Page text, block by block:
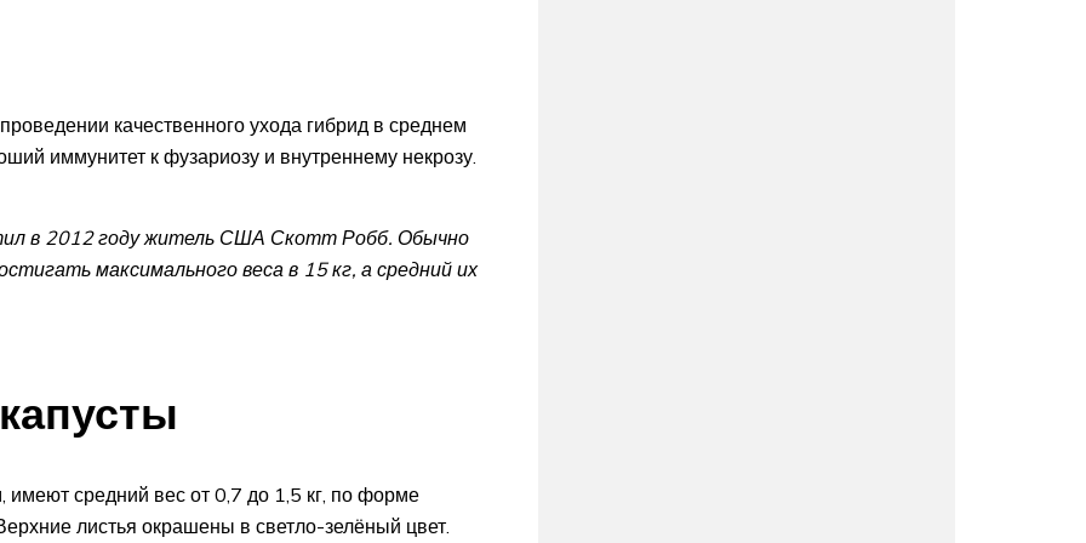
качественного ухода гибрид в среднем
иммунитет к фузариозу и внутреннему некрозу.
в 2012 году житель США Скотт Робб. Обычно
максимального веса в 15 кг, а средний их
имеют средний вес от 0,7 до 1,5 кг, по форме
листья окрашены в светло-зелёный цвет.